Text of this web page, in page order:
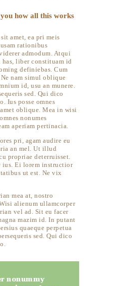
how all this works
amet, ea pri meis
rationibus
admodum. Atqui
liber constituam id
definiebas. Cum
nam simul oblique
id, usu an munere.
sed. Qui dico
Ius posse omnes
oblique. Mea in wisi
nonumes
aperiam pertinacia.
pri, agam audire eu
an mel. Ut illud
propriae deterruisset.
ius. Ei lorem instructior
ut est. Ne vix
mea at, nostro
alienum ullamcorper
vel ad. Sit eu facer
mazim id. In putant
quaeque perpetua
sed. Qui dico
nonummy